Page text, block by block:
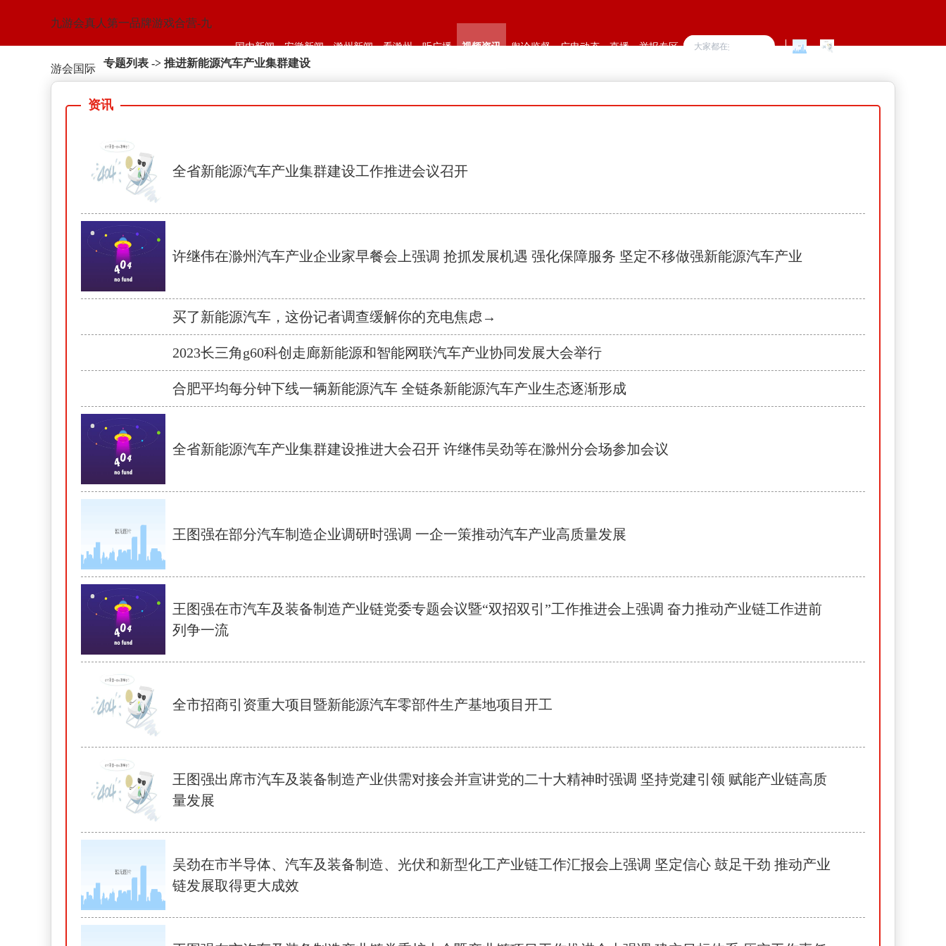
九游会真人第一品牌游戏合营-九
游会国际
国内新闻 安徽新闻 滁州新闻 看滁州 听广播 视频资讯 舆论监督 广电动态 直播 举报专区
专题列表 -> 推进新能源汽车产业集群建设
资讯
全省新能源汽车产业集群建设工作推进会议召开
许继伟在滁州汽车产业企业家早餐会上强调 抢抓发展机遇 强化保障服务 坚定不移做强新能源汽车产业
买了新能源汽车，这份记者调查缓解你的充电焦虑→
2023长三角g60科创走廊新能源和智能网联汽车产业协同发展大会举行
合肥平均每分钟下线一辆新能源汽车 全链条新能源汽车产业生态逐渐形成
全省新能源汽车产业集群建设推进大会召开 许继伟吴劲等在滁州分会场参加会议
王图强在部分汽车制造企业调研时强调 一企一策推动汽车产业高质量发展
王图强在市汽车及装备制造产业链党委专题会议暨“双招双引”工作推进会上强调 奋力推动产业链工作进前
列争一流
全市招商引资重大项目暨新能源汽车零部件生产基地项目开工
王图强出席市汽车及装备制造产业供需对接会并宣讲党的二十大精神时强调 坚持党建引领 赋能产业链高质
量发展
吴劲在市半导体、汽车及装备制造、光伏和新型化工产业链工作汇报会上强调 坚定信心 鼓足干劲 推动产业
链发展取得更大成效